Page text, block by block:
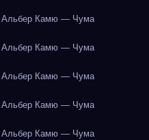
Альбер Камю — Чума
Альбер Камю — Чума
Альбер Камю — Чума
Альбер Камю — Чума
Альбер Камю — Чума